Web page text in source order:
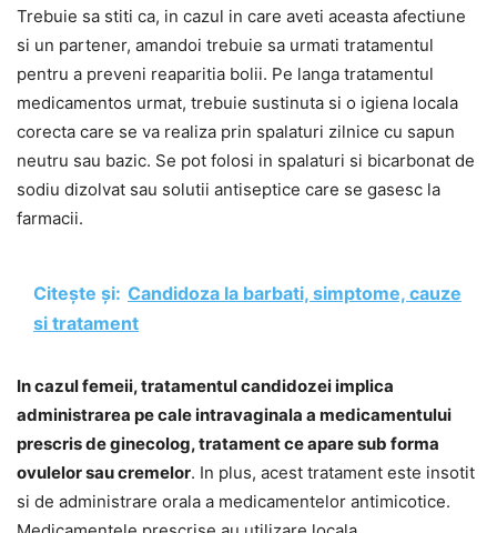
Trebuie sa stiti ca, in cazul in care aveti aceasta afectiune
si un partener, amandoi trebuie sa urmati tratamentul
pentru a preveni reaparitia bolii. Pe langa tratamentul
medicamentos urmat, trebuie sustinuta si o igiena locala
corecta care se va realiza prin spalaturi zilnice cu sapun
neutru sau bazic. Se pot folosi in spalaturi si bicarbonat de
sodiu dizolvat sau solutii antiseptice care se gasesc la
farmacii.
Citește și: Candidoza la barbati, simptome, cauze
si tratament
In cazul femeii, tratamentul candidozei implica
administrarea pe cale intravaginala a medicamentului
prescris de ginecolog, tratament ce apare sub forma
ovulelor sau cremelor. In plus, acest tratament este insotit
si de administrare orala a medicamentelor antimicotice.